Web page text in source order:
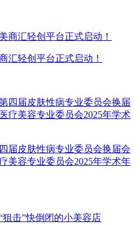
汇轻创平台正式启动！
届皮肤性病专业委员会换届会
美容专业委员会2025年学术年